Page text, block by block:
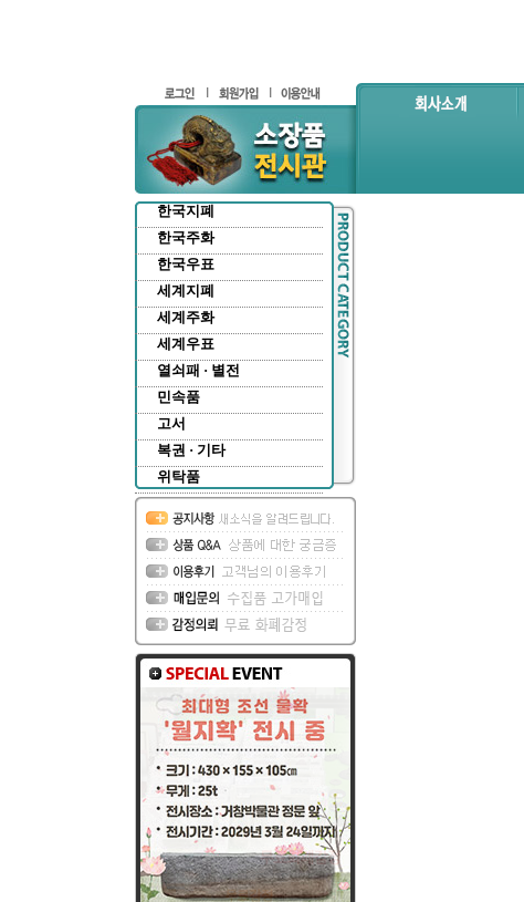
한국지폐
한국주화
한국우표
세계지폐
세계주화
세계우표
열쇠패 · 별전
민속품
고서
복권 · 기타
위탁품